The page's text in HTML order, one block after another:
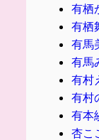
有栖
有栖
有馬
有馬
有村
有村
有本
杏こ